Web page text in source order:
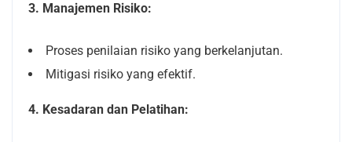
3. Manajemen Risiko:
Proses penilaian risiko yang berkelanjutan.
Mitigasi risiko yang efektif.
4. Kesadaran dan Pelatihan: